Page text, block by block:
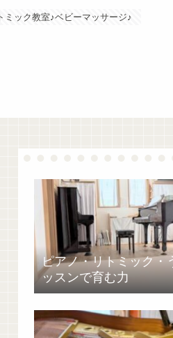
ック教室♪ベビーマッサージ♪
ピアノ・リトミック
ッスンで育む力